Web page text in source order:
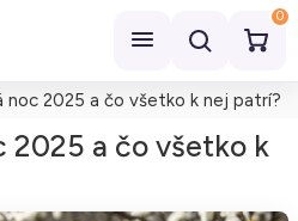
0
noc 2025 a čo všetko k nej patrí?
2025 a čo všetko k